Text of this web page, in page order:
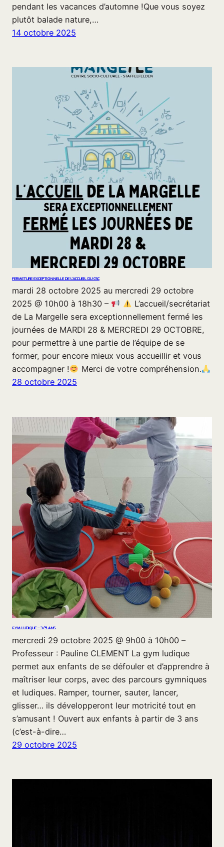
pendant les vacances d’automne !Que vous soyez
plutôt balade nature,…
14 octobre 2025
FERMETURE EXCEPTIONNELLE DE L’ACCUEIL DU CSC
mardi 28 octobre 2025 au mercredi 29 octobre
2025 @ 10h00 à 18h30 –
L’accueil/secrétariat
de La Margelle sera exceptionnellement fermé les
journées de MARDI 28 & MERCREDI 29 OCTOBRE,
pour permettre à une partie de l’équipe de se
former, pour encore mieux vous accueillir et vous
accompagner !
Merci de votre compréhension.
28 octobre 2025
GYM LUDIQUE – 3/5 ANS
mercredi 29 octobre 2025 @ 9h00 à 10h00 –
Professeur : Pauline CLEMENT La gym ludique
permet aux enfants de se défouler et d’apprendre à
maîtriser leur corps, avec des parcours gymniques
et ludiques. Ramper, tourner, sauter, lancer,
glisser… ils développeront leur motricité tout en
s’amusant ! Ouvert aux enfants à partir de 3 ans
(c’est-à-dire…
29 octobre 2025